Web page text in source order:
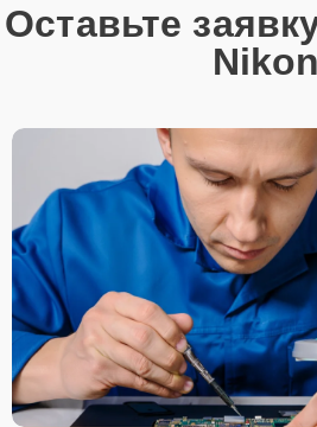
Оставьте
Nikon